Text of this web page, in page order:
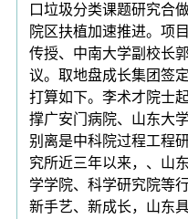
口垃圾分类课题研究合
院区扶植加速推进。项
传授、中南大学副校长
议。取地盘成长集团签
打算如下。李术才院士
撑广安门病院、山东大
别离是中科院过程工程
究所近三年以来，、山
学学院、科学研究院等
新手艺、新成长，山东